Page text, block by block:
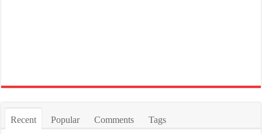
Recent Popular Comments Tags